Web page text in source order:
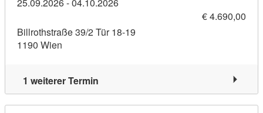
25.09.2026 - 04.10.2026
€ 4.690,00
Billrothstraße 39/2 Tür 18-19
1190 Wien
1 weiterer Termin